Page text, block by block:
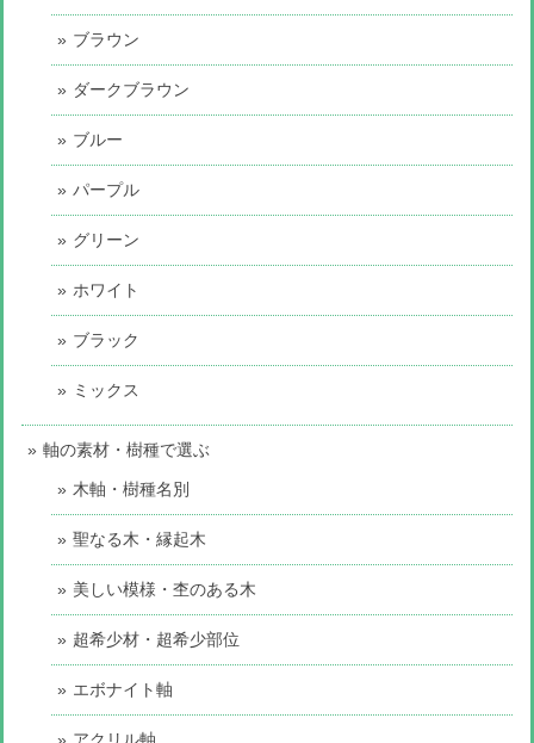
ブラウン
ダークブラウン
ブルー
パープル
グリーン
ホワイト
ブラック
ミックス
軸の素材・樹種で選ぶ
木軸・樹種名別
聖なる木・縁起木
美しい模様・杢のある木
超希少材・超希少部位
エボナイト軸
アクリル軸